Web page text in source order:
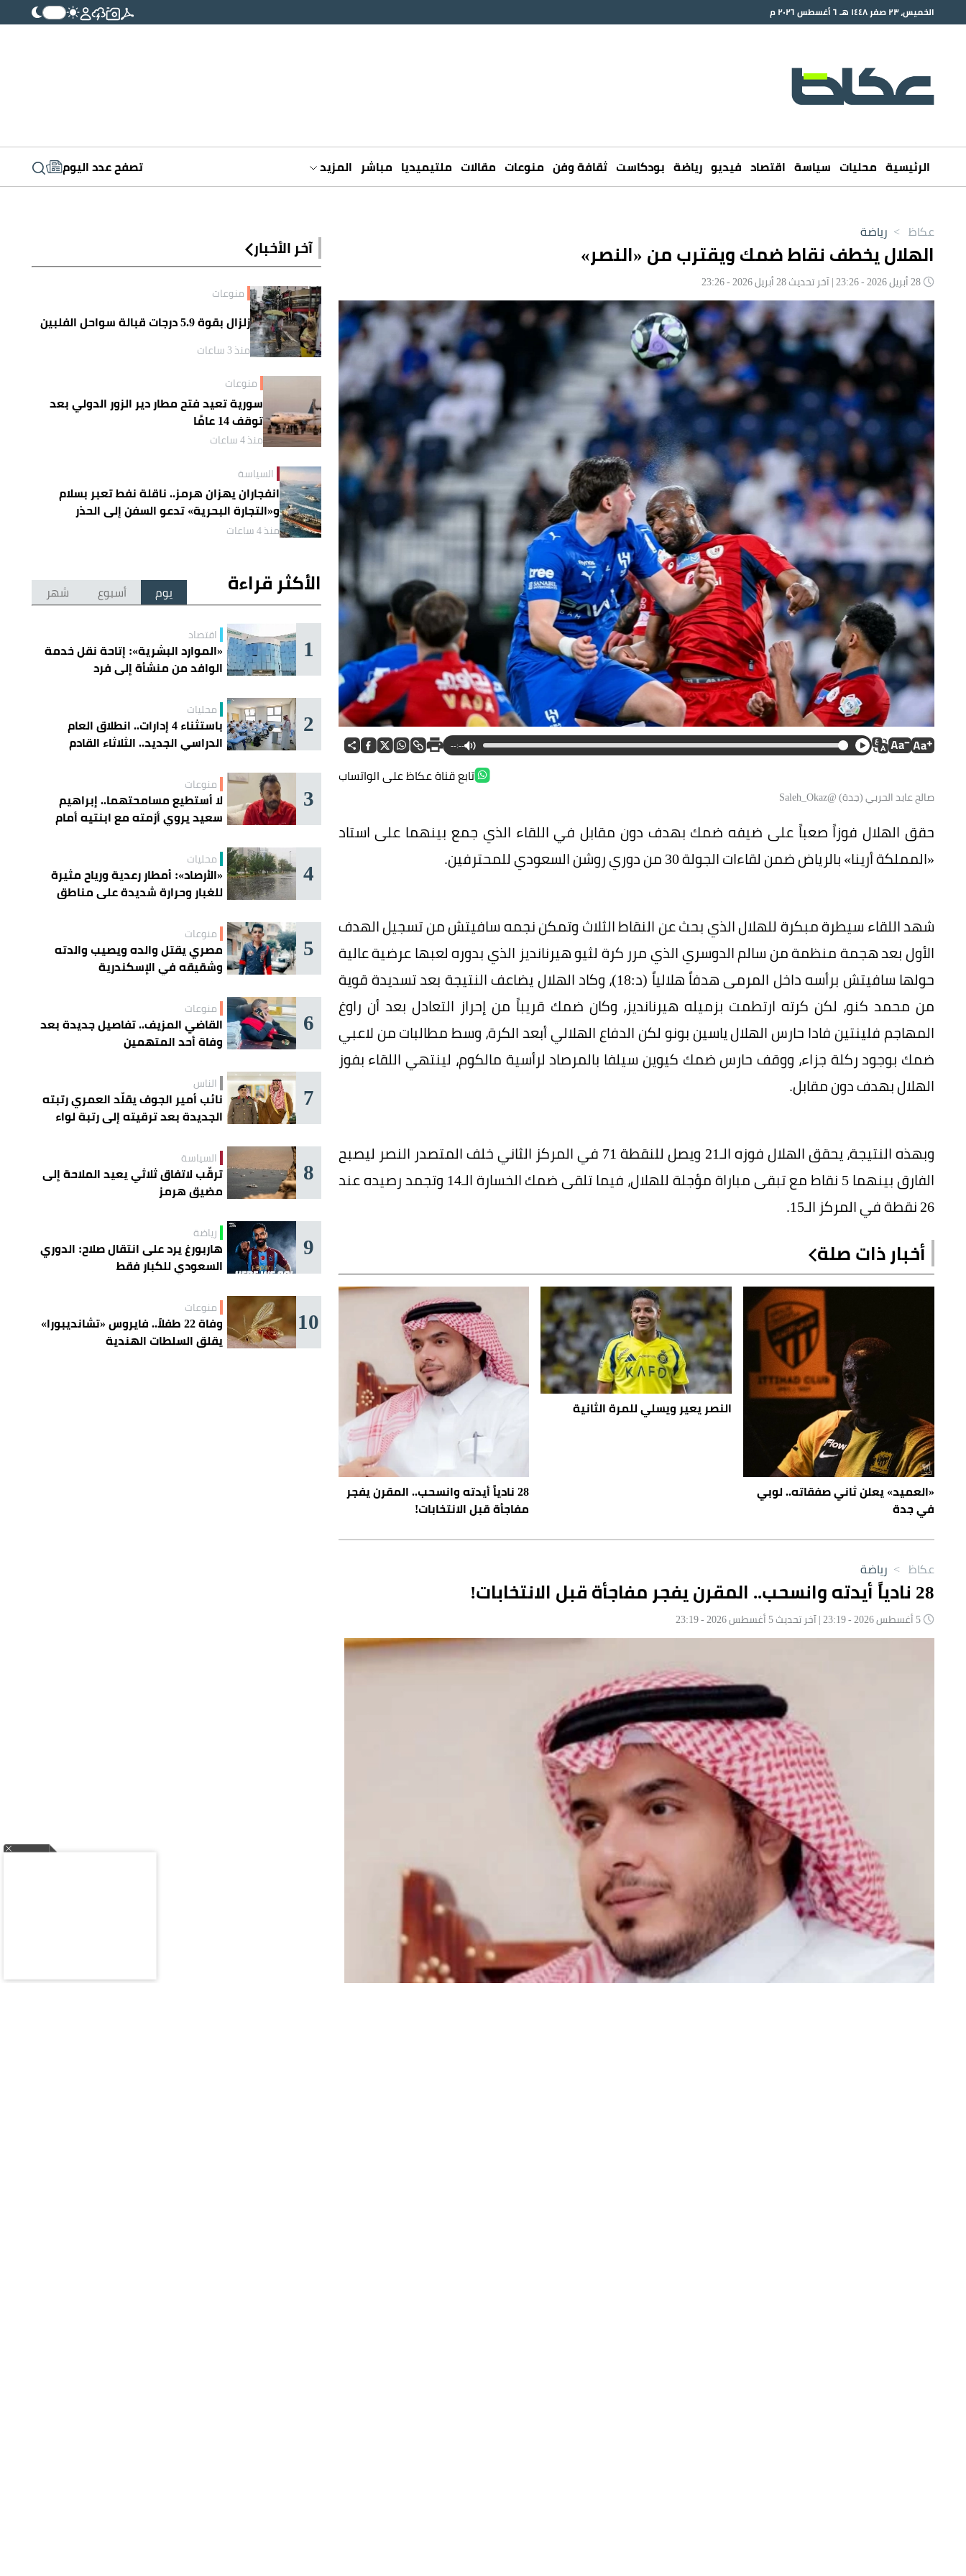
الخميس، ٢٣ صفر ١٤٤٨ هـ ٦ أغسطس ٢٠٢٦ م
الرئيسية محليات سياسة اقتصاد فيديو رياضة بودكاست ثقافة وفن منوعات مقالات ملتيميديا مباشر المزيد تصفح عدد اليوم
عكاظ > رياضة
الهلال يخطف نقاط ضمك ويقترب من «النصر»
--:--
تابع قناة عكاظ على الواتساب
صالح عابد الحربي (جدة) @Saleh_Okaz
حقق الهلال فوزاً صعباً على ضيفه ضمك بهدف دون مقابل في اللقاء الذي جمع بينهما على استاد
«المملكة أرينا» بالرياض ضمن لقاءات الجولة 30 من دوري روشن السعودي للمحترفين.
شهد اللقاء سيطرة مبكرة للهلال الذي بحث عن النقاط الثلاث وتمكن نجمه سافيتش من تسجيل الهدف
الأول بعد هجمة منظمة من سالم الدوسري الذي مرر كرة لثيو هيرنانديز الذي بدوره لعبها عرضية عالية
حولها سافيتش برأسه داخل المرمى هدفاً هلالياً (د:18)، وكاد الهلال يضاعف النتيجة بعد تسديدة قوية
من محمد كنو، لكن كرته ارتطمت بزميله هيرنانديز، وكان ضمك قريباً من إحراز التعادل بعد أن راوغ
المهاجم فلينتين فادا حارس الهلال ياسين بونو لكن الدفاع الهلالي أبعد الكرة، وسط مطالبات من لاعبي
ضمك بوجود ركلة جزاء، ووقف حارس ضمك كيوين سيلفا بالمرصاد لرأسية مالكوم، لينتهي اللقاء بفوز
الهلال بهدف دون مقابل.
وبهذه النتيجة، يحقق الهلال فوزه الـ21 ويصل للنقطة 71 في المركز الثاني خلف المتصدر النصر ليصبح
الفارق بينهما 5 نقاط مع تبقى مباراة مؤجلة للهلال، فيما تلقى ضمك الخسارة الـ14 وتجمد رصيده عند
26 نقطة في المركز الـ15.
أخبار ذات صلة
«العميد» يعلن ثاني صفقاته.. لوبي
في جدة
النصر يعير ويسلي للمرة الثانية
28 نادياً أيدته وانسحب.. المقرن يفجر
مفاجأة قبل الانتخابات!
آخر الأخبار
منوعات
زلزال بقوة 5.9 درجات قبالة سواحل الفلبين
منذ 3 ساعات
منوعات
سورية تعيد فتح مطار دير الزور الدولي بعد
توقف 14 عامًا
منذ 4 ساعات
السياسة
انفجاران يهزان هرمز.. ناقلة نفط تعبر بسلام
و«التجارة البحرية» تدعو السفن إلى الحذر
منذ 4 ساعات
الأكثر قراءة يوم أسبوع شهر
1 اقتصاد
«الموارد البشرية»: إتاحة نقل خدمة
الوافد من منشأة إلى فرد
2 محليات
باستثناء 4 إدارات.. انطلاق العام
الدراسي الجديد.. الثلاثاء القادم
3 منوعات
لا أستطيع مسامحتهما.. إبراهيم
سعيد يروي أزمته مع ابنتيه أمام
4 محليات
«الأرصاد»: أمطار رعدية ورياح مثيرة
للغبار وحرارة شديدة على مناطق
5 منوعات
مصري يقتل والده ويصيب والدته
وشقيقه في الإسكندرية
6 منوعات
القاضي المزيف.. تفاصيل جديدة بعد
وفاة أحد المتهمين
7 الناس
نائب أمير الجوف يقلّد العمري رتبته
الجديدة بعد ترقيته إلى رتبة لواء
8 السياسة
ترقّب لاتفاق ثلاثي يعيد الملاحة إلى
مضيق هرمز
9 رياضة
هاربورغ يرد على انتقال صلاح: الدوري
السعودي للكبار فقط
10 منوعات
وفاة 22 طفلاً.. فايروس «تشانديبورا»
يقلق السلطات الهندية
عكاظ > رياضة
28 نادياً أيدته وانسحب.. المقرن يفجر مفاجأة قبل الانتخابات!